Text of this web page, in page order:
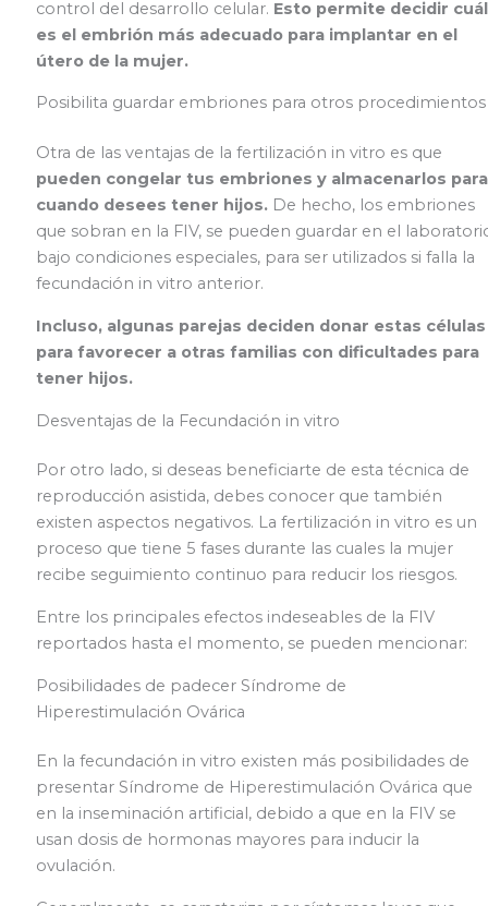
control del desarrollo celular. Esto permite decidir cuál
es el embrión más adecuado para implantar en el
útero de la mujer.
Posibilita guardar embriones para otros procedimientos
Otra de las ventajas de la fertilización in vitro es que
pueden congelar tus embriones y almacenarlos para
cuando desees tener hijos.De hecho, los embriones
que sobran en la FIV, se pueden guardar en el
bajo condiciones especiales, para ser utilizados si falla la
fecundación in vitro anterior.
Incluso, algunas parejas deciden donar estas células
para favorecer a otras familias con dificultades para
tener hijos.
Desventajas de la Fecundación in vitro
Por otro lado, si deseas beneficiarte de esta técnica de
reproducción asistida, debes conocer que también
existen aspectos negativos. La fertilización in vitro es un
proceso que tiene 5 fases durante las cuales la mujer
recibe seguimiento continuo para reducir los riesgos.
Entre los principales efectos indeseables de la FIV
reportados hasta el momento, se pueden mencionar:
Posibilidades de padecer Síndrome de
Hiperestimulación Ovárica
En la fecundación in vitro existen más posibilidades de
presentar Síndrome de Hiperestimulación Ovárica que
en la inseminación artificial, debido a que en la FIV se
usan dosis de hormonas mayores para inducir la
ovulación.